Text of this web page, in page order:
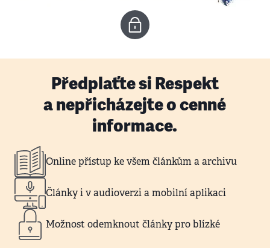
Předplaťte si Respekt
a nepřicházejte o cenné
informace.
Online přístup ke všem článkům a archivu
Články i v audioverzi a mobilní aplikaci
Možnost odemknout články pro blízké